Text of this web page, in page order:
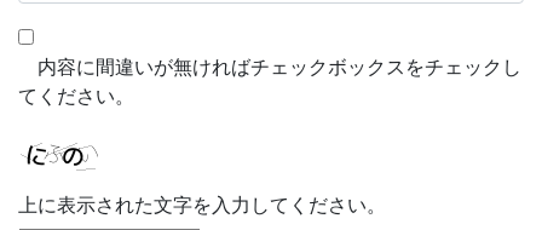
内容に間違いが無ければチェックボックスをチェックし
てください。
上に表示された文字を入力してください。